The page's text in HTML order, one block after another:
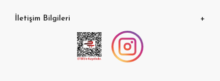
İletişim Bilgileri